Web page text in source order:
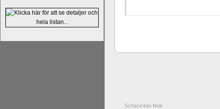
Schack4an final